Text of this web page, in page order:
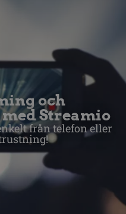
och
Streamio
från telefon eller